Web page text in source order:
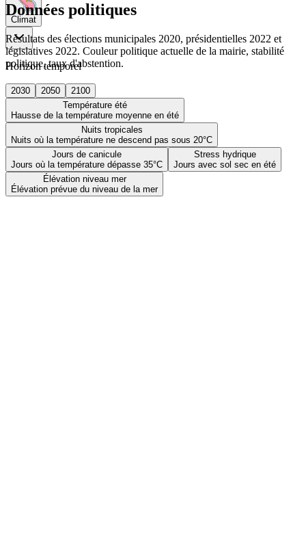
Climat
Horizon temporel
2030 2050
2100
Température été
Hausse de la température moyenne en été
Nuits tropicales
Nuits où la température ne descend pas sous 20°C
Jours de canicule
Jours où la température dépasse 35°C
Stress hydrique
Jours avec sol sec en été
Élévation niveau mer
Élévation prévue du niveau de la mer
Données politiques
Résultats des élections municipales 2020, présidentielles 2022 et
législatives 2022. Couleur politique actuelle de la mairie, stabilité
politique, taux d'abstention.